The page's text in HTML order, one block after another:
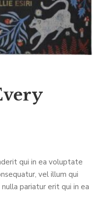
qui in ea voluptate
vel illum qui
pariatur erit qui in ea